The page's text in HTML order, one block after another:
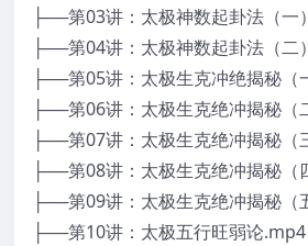
├──第03讲：太极神数起卦法（一
├──第04讲：太极神数起卦法（二
├──第05讲：太极生克冲绝揭秘（
├──第06讲：太极生克绝冲揭秘（
├──第07讲：太极生克绝冲揭秘（
├──第08讲：太极生克绝冲揭秘（
├──第09讲：太极生克绝冲揭秘（
├──第10讲：太极五行旺弱论